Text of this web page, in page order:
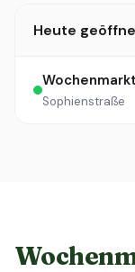
Heute
Wochenmarkt
Sophienstraße